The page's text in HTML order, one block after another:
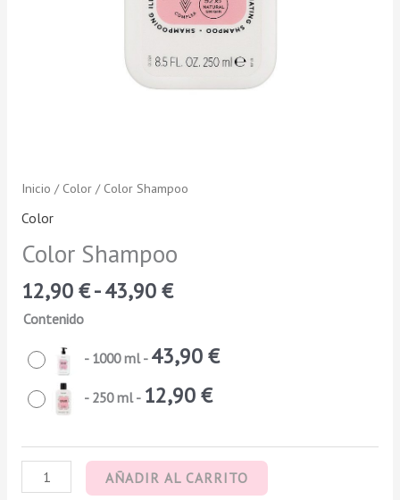
Inicio / Color/ Color Shampoo
Color
Color Shampoo
12,90 €- 43,90 €
Contenido
- 1000 ml- 43,90 €
- 250 ml- 12,90 €
AÑADIR AL CARRITO